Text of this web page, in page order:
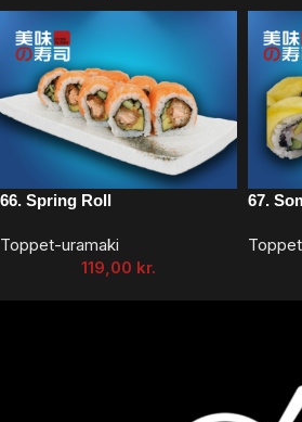
66. Spring Roll
Toppet-uramaki
119,00 kr.
67.